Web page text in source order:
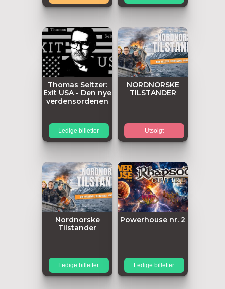
Thomas Seltzer:
Exit USA - Den nye
verdensordenen
Ledige billetter
NORDNORSKE
TILSTANDER
Utsolgt
Nordnorske
Tilstander
Ledige billetter
Powerhouse nr. 2
Ledige billetter